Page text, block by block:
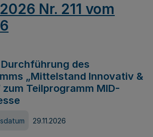
Nr. 211 vom
des
„Mittelstand Innovativ &
zum Teilprogramm MID-
29.11.2026